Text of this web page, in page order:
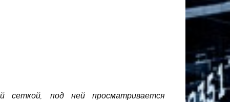
сеткой, под ней просматривается